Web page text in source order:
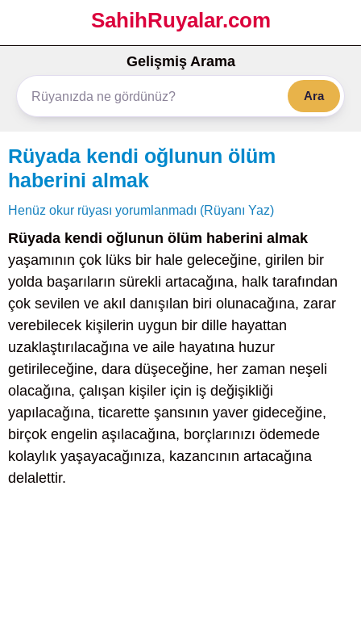
SahihRuyalar.com
Gelişmiş Arama
Ara
Rüyada kendi oğlunun ölüm
haberini almak
Henüz okur rüyası yorumlanmadı (Rüyanı Yaz)
Rüyada kendi oğlunun ölüm haberini almak
yaşamının çok lüks bir hale geleceğine, girilen bir
yolda başarıların sürekli artacağına, halk tarafından
çok sevilen ve akıl danışılan biri olunacağına, zarar
verebilecek kişilerin uygun bir dille hayattan
uzaklaştırılacağına ve aile hayatına huzur
getirileceğine, dara düşeceğine, her zaman neşeli
olacağına, çalışan kişiler için iş değişikliği
yapılacağına, ticarette şansının yaver gideceğine,
birçok engelin aşılacağına, borçlarınızı ödemede
kolaylık yaşayacağınıza, kazancının artacağına
delalettir.